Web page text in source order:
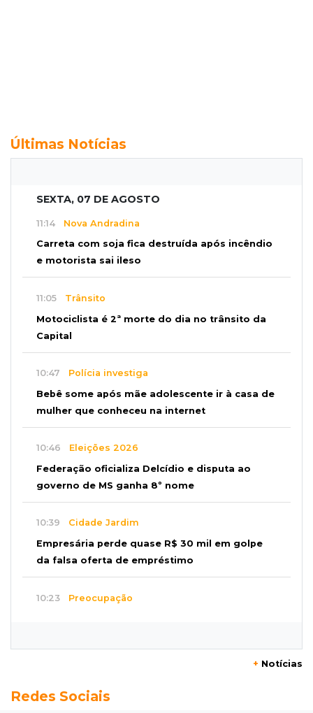
Últimas Notícias
SEXTA, 07 DE AGOSTO
11:14 Nova Andradina
Carreta com soja fica destruída após incêndio
e motorista sai ileso
11:05 Trânsito
Motociclista é 2ª morte do dia no trânsito da
Capital
10:47 Polícia investiga
Bebê some após mãe adolescente ir à casa de
mulher que conheceu na internet
10:46 Eleições 2026
Federação oficializa Delcídio e disputa ao
governo de MS ganha 8º nome
10:39 Cidade Jardim
Empresária perde quase R$ 30 mil em golpe
da falsa oferta de empréstimo
10:23 Preocupação
Superávit comercial de MS cresce 17,8% com
+ Notícias
Redes Sociais